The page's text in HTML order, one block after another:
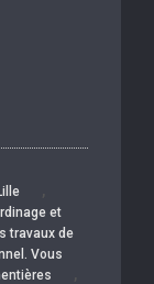
,
et
travaux de
Vous
,